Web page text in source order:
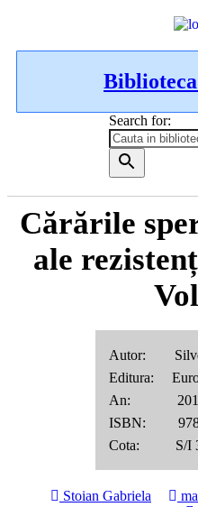
Search for:
Cărările
ale
Autor:
Editura:
An:
ISBN:
Cota: S/I
Stoian Gabriela